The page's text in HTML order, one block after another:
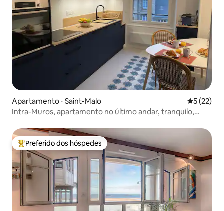
Apartamento ⋅ Saint-Malo 5 de uma
5 (22)
Intra-Muros, apartamento no último andar, tranquilo,
Entre os melhores preferidos dos hóspedes
Preferido dos hóspedes